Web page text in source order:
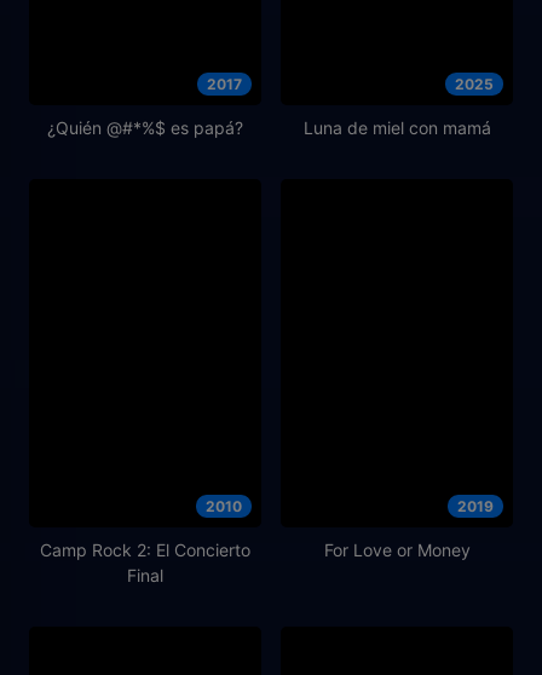
2017
¿Quién @#*%$ es papá?
2025
Luna de miel con mamá
2010
Camp Rock 2: El Concierto
Final
2019
For Love or Money